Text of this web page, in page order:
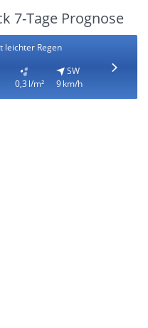
7-Tage Prognose
leichter Regen
0,3 l/m²
SW
9 km/h